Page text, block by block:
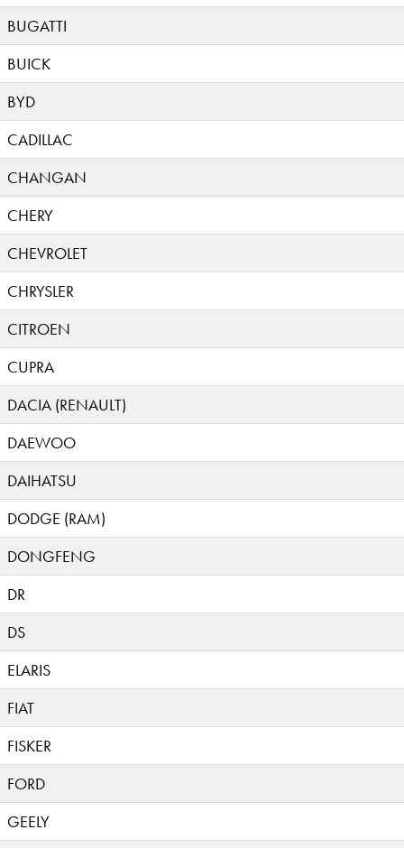
BUGATTI
BUICK
BYD
CADILLAC
CHANGAN
CHERY
CHEVROLET
CHRYSLER
CITROEN
CUPRA
DACIA (RENAULT)
DAEWOO
DAIHATSU
DODGE (RAM)
DONGFENG
DR
DS
ELARIS
FIAT
FISKER
FORD
GEELY